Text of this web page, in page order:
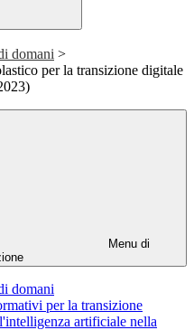
domani >
per la transizione digitale
Menu di
domani
per la transizione
artificiale nella